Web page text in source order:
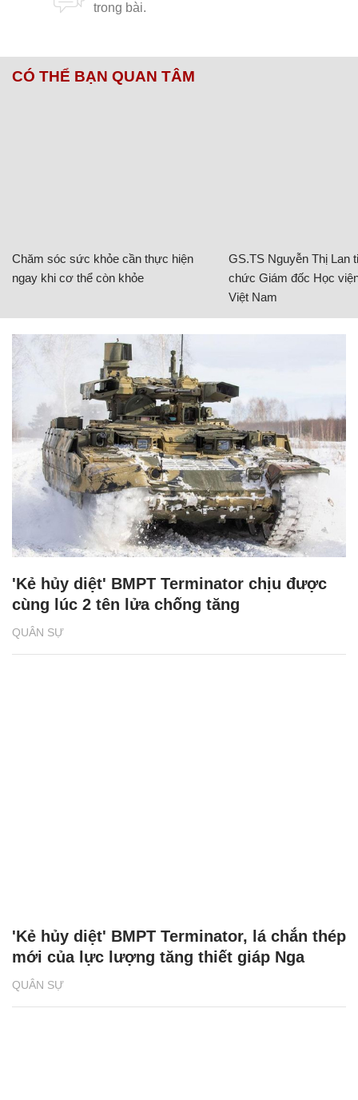
CÓ THỂ BẠN QUAN TÂM
Chăm sóc sức khỏe cần thực hiện
ngay khi cơ thể còn khỏe
GS.TS Nguyễn Thị Lan
chức Giám đốc Học
Việt Nam
QUÂN SỰ
'Kẻ hủy diệt' BMPT Terminator chịu được
cùng lúc 2 tên lửa chống tăng
QUÂN SỰ
'Kẻ hủy diệt' BMPT Terminator, lá chắn thép
mới của lực lượng tăng thiết giáp Nga